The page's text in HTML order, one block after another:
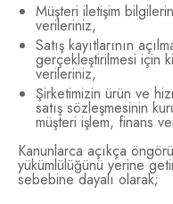
Müşteri iletişim
verileriniz,
Satış kayıtlarının
gerçekleştirilmesi için
verileriniz,
Şirketimizin ürün ve
satış sözleşmesinin
müşteri işlem, finans
Kanunlarca açıkça
yükümlülüğünü yerine
sebebine dayalı olarak;